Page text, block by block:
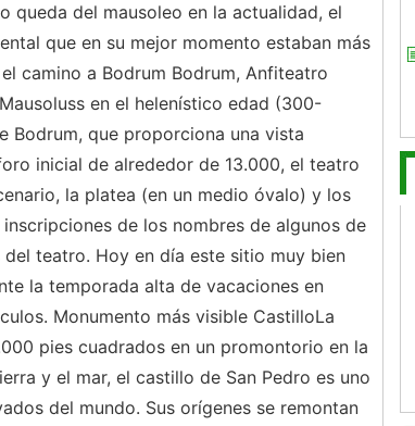
queda del mausoleo en la actualidad, el
que en su mejor momento estaban más
camino a Bodrum Bodrum, Anfiteatro
en el helenístico edad (300-
Bodrum, que proporciona una vista
inicial de alrededor de 13.000, el teatro
la platea (en un medio óvalo) y los
de los nombres de algunos de
teatro. Hoy en día este sitio muy bien
la temporada alta de vacaciones en
Monumento más visible CastilloLa
pies cuadrados en un promontorio en la
y el mar, el castillo de San Pedro es uno
del mundo. Sus orígenes se remontan